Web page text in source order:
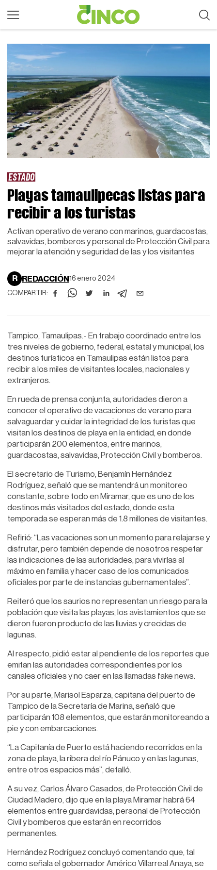
ESTADO
Playas tamaulipecas listas para
recibir a los turistas
Activan operativo de verano con marinos, guardacostas,
salvavidas, bomberos y personal de Protección Civil para
mejorar la atención y seguridad de las y los visitantes
R REDACCIÓN 16 enero 2024
COMPARTIR:
Tampico, Tamaulipas.- En trabajo coordinado entre los
tres niveles de gobierno, federal, estatal y municipal, los
destinos turísticos en Tamaulipas están listos para
recibir a los miles de visitantes locales, nacionales y
extranjeros.
En rueda de prensa conjunta, autoridades dieron a
conocer el operativo de vacaciones de verano para
salvaguardar y cuidar la integridad de los turistas que
visitan los destinos de playa en la entidad, en donde
participarán 200 elementos, entre marinos,
guardacostas, salvavidas, Protección Civil y bomberos.
El secretario de Turismo, Benjamín Hernández
Rodríguez, señaló que se mantendrá un monitoreo
constante, sobre todo en Miramar, que es uno de los
destinos más visitados del estado, donde esta
temporada se esperan más de 1.8 millones de visitantes.
Refirió: “Las vacaciones son un momento para relajarse y
disfrutar, pero también depende de nosotros respetar
las indicaciones de las autoridades, para vivirlas al
máximo en familia y hacer caso de los comunicados
oficiales por parte de instancias gubernamentales”.
Reiteró que los saurios no representan un riesgo para la
población que visita las playas; los avistamientos que se
dieron fueron producto de las lluvias y crecidas de
lagunas.
Al respecto, pidió estar al pendiente de los reportes que
emitan las autoridades correspondientes por los
canales oficiales y no caer en las llamadas fake news.
Por su parte, Marisol Esparza, capitana del puerto de
Tampico de la Secretaría de Marina, señaló que
participarán 108 elementos, que estarán monitoreando a
pie y con embarcaciones.
“La Capitanía de Puerto está haciendo recorridos en la
zona de playa, la ribera del río Pánuco y en las lagunas,
entre otros espacios más”, detalló.
A su vez, Carlos Álvaro Casados, de Protección Civil de
Ciudad Madero, dijo que en la playa Miramar habrá 64
elementos entre guardavidas, personal de Protección
Civil y bomberos que estarán en recorridos
permanentes.
Hernández Rodríguez concluyó comentando que, tal
como señala el gobernador Américo Villarreal Anaya, se